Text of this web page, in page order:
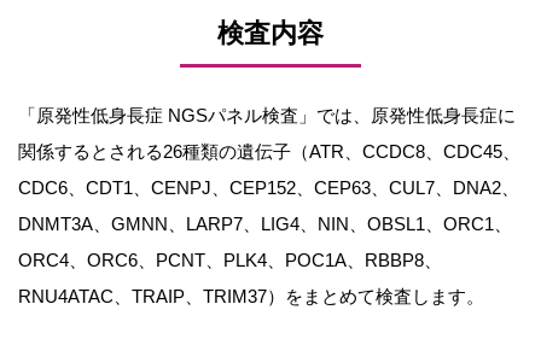
検査内容
「原発性低身長症 NGSパネル検査」では、原発性低身長症に
関係するとされる26種類の遺伝子（ATR、CCDC8、CDC45、
CDC6、CDT1、CENPJ、CEP152、CEP63、CUL7、DNA2、
DNMT3A、GMNN、LARP7、LIG4、NIN、OBSL1、ORC1、
ORC4、ORC6、PCNT、PLK4、POC1A、RBBP8、
RNU4ATAC、TRAIP、TRIM37）をまとめて検査します。